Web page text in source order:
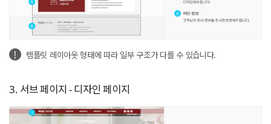
템플릿 레이아웃 형태에 따라 일부 구조가 다를 수 있습니다.
3. 서브 페이지 - 디자인 페이지